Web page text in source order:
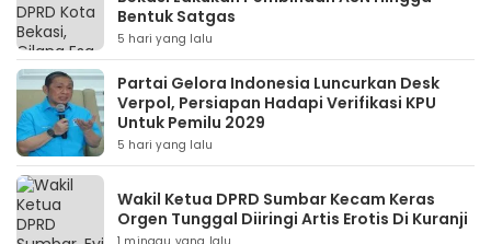
Bentuk Satgas
5 hari yang lalu
Partai Gelora Indonesia Luncurkan Desk
Verpol, Persiapan Hadapi Verifikasi KPU
Untuk Pemilu 2029
5 hari yang lalu
Wakil Ketua DPRD Sumbar Kecam Keras
Orgen Tunggal Diiringi Artis Erotis Di Kuranji